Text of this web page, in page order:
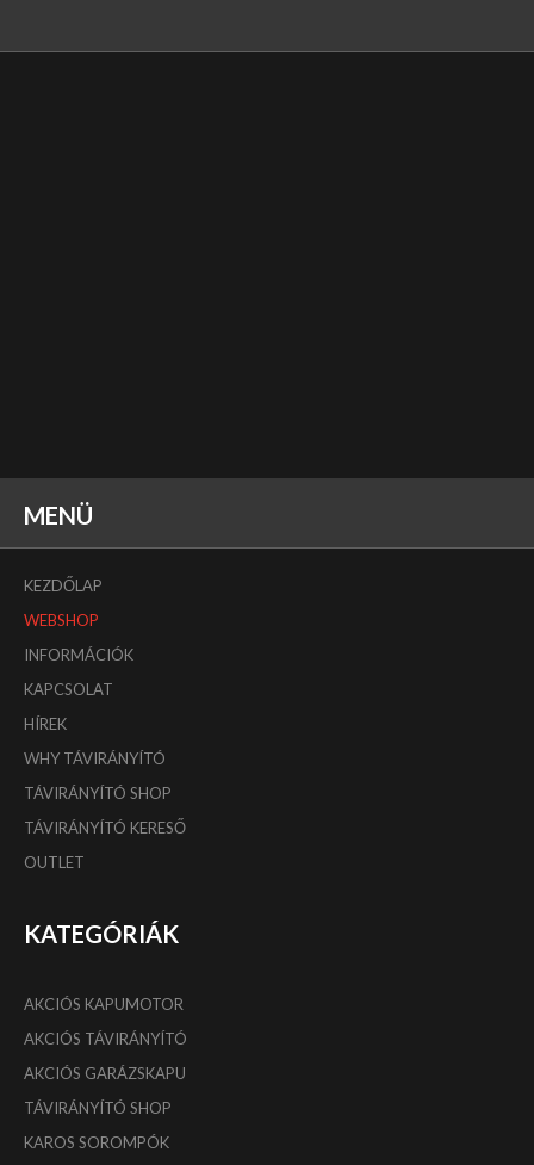
MENÜ
KEZDŐLAP
WEBSHOP
INFORMÁCIÓK
KAPCSOLAT
HÍREK
WHY TÁVIRÁNYÍTÓ
TÁVIRÁNYÍTÓ SHOP
TÁVIRÁNYÍTÓ KERESŐ
OUTLET
KATEGÓRIÁK
AKCIÓS KAPUMOTOR
AKCIÓS TÁVIRÁNYÍTÓ
AKCIÓS GARÁZSKAPU
TÁVIRÁNYÍTÓ SHOP
KAROS SOROMPÓK